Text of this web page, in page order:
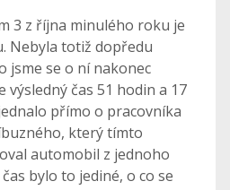
3 z října minulého roku je
Nebyla totiž dopředu
jsme se o ní nakonec
výsledný čas 51 hodin a 17
přímo o pracovníka
který tímto
automobil z jednoho
bylo to jediné, o co se